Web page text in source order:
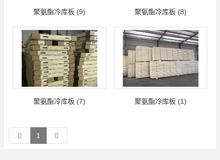
聚氨酯冷库板 (9) 聚氨酯冷库板 (8)
聚氨酯冷库板 (7) 聚氨酯冷库板 (1)
1